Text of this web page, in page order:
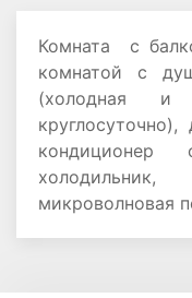
Комната с
комнатой с
(холодная и
кондиционер
микроволновая